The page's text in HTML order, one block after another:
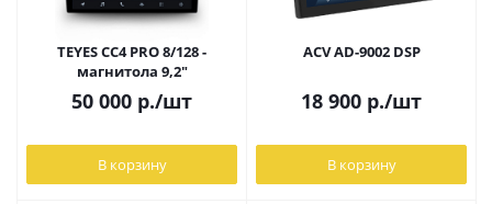
TEYES CC4 PRO 8/128 -
магнитола 9,2"
50 000 р./шт
В корзину
ACV AD-9002 DSP
18 900 р./шт
В корзину